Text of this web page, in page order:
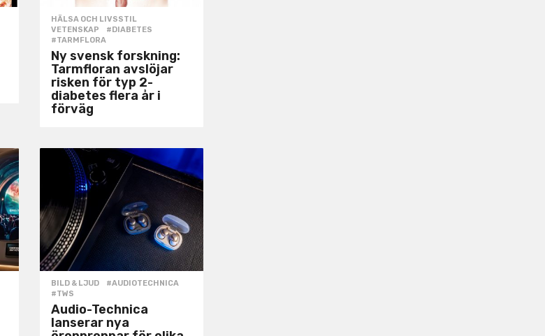
HÄLSA OCH LIVSSTIL
VETENSKAP
#DIABETES
#TARMFLORA
Ny svensk forskning:
Tarmfloran avslöjar
risken för typ 2-
diabetes flera år i
förväg
BILD & LJUD #AUDIOTECHNICA
#TWS
Audio-Technica
lanserar nya